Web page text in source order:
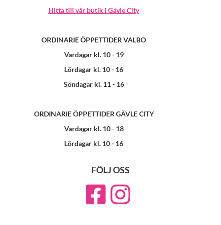
Hitta till vår butik i Gävle City
ORDINARIE ÖPPETTIDER VALBO
Vardagar kl. 10 - 19
Lördagar kl. 10 - 16
Söndagar kl. 11 - 16
ORDINARIE ÖPPETTIDER GÄVLE CITY
Vardagar kl. 10 - 18
Lördagar kl. 10 - 16
FÖLJ OSS